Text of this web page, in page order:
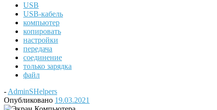
USB
USB-кабель
компьютер
копировать
настройки
передача
соединение
только зарядка
файл
- AdminSHelpers
Опубликовано 19.03.2021